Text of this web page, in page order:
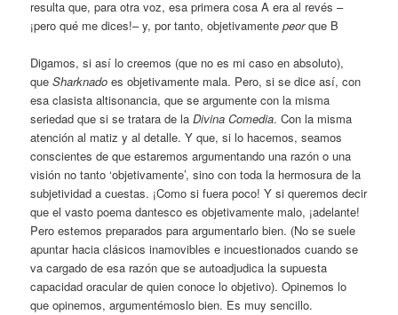
resulta que, para otra voz, esa primera cosa A era al revés –
¡pero qué me dices!– y, por tanto, objetivamentepeorque B
Digamos, si así lo creemos (que no es mi caso en absoluto),
queSharknado es objetivamente mala. Pero, si se dice así, con
esa clasista altisonancia, que se argumente con la misma
seriedad que si se tratara de laDivina Comedia. Con la misma
atención al matiz y al detalle. Y que, si lo hacemos, seamos
conscientes de que estaremos argumentando una razón o una
visión no tanto ‘objetivamente’, sino con toda la hermosura de la
subjetividad a cuestas. ¡Como si fuera poco! Y si queremos decir
que el vasto poema dantesco es objetivamente malo, ¡adelante!
Pero estemos preparados para argumentarlo bien. (No se suele
apuntar hacia clásicos inamovibles e incuestionados cuando se
va cargado de esa razón que se autoadjudica la supuesta
capacidad oracular de quien conoce lo objetivo). Opinemos lo
que opinemos, argumentémoslo bien. Es muy sencillo.